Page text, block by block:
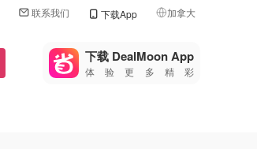
联系我们 下载App 加拿大
🇺🇸
美国
🇨🇳中国
下载 DealMoon App
体验更多精彩